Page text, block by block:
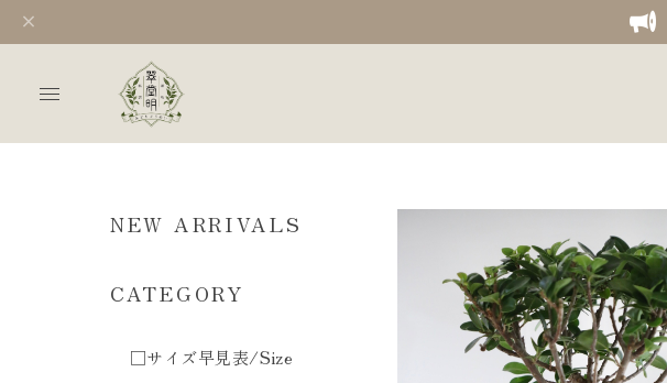
NEW ARRIVALS
CATEGORY
□サイズ早見表/Size